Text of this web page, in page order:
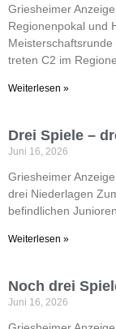
Griesheimer
Regionenpokal und
treten C2 im
Weiterlesen »
Drei Spiele –
Juni 16, 2026
Griesheimer
drei Niederlagen
befindlichen
Weiterlesen »
Noch drei
Juni 16, 2026